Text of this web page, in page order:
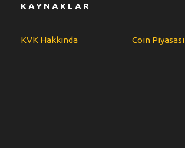
KAYNAKLAR
KVK Hakkında Coin Piyasası